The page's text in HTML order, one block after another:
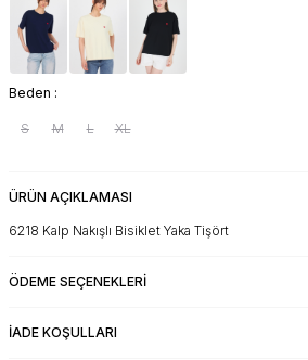
Beden :
S M L XL
ÜRÜN AÇIKLAMASI
6218 Kalp Nakışlı Bisiklet Yaka Tişört
ÖDEME SEÇENEKLERI
İADE KOŞULLARI